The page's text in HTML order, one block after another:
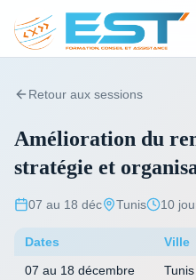
Retour aux sessions
Amélioration du
stratégie et
07 au 18 déc Tunis 10
Dates Ville
07 au 18 décembre
Tunis